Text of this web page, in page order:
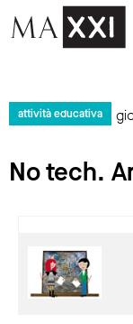
attività educativa
No tech.